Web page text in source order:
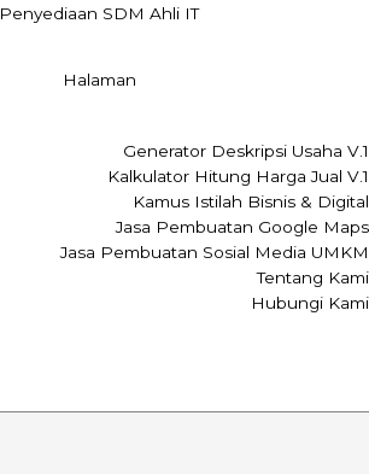
Penyediaan SDM Ahli IT
Halaman
Generator Deskripsi Usaha V.1
Kalkulator Hitung Harga Jual V.1
Kamus Istilah Bisnis & Digital
Jasa Pembuatan Google Maps
Jasa Pembuatan Sosial Media UMKM
Tentang Kami
Hubungi Kami